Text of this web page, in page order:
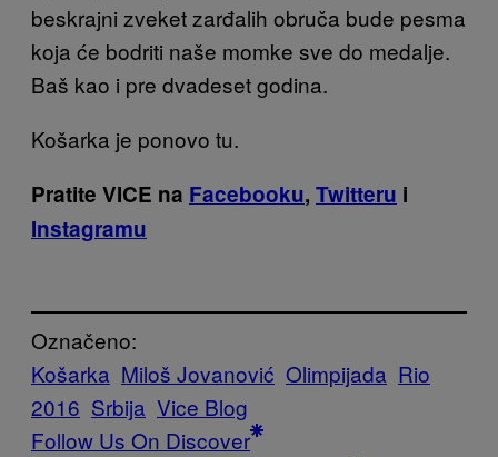
beskrajni zveket zarđalih obruča bude pesma
koja će bodriti naše momke sve do medalje.
Baš kao i pre dvadeset godina.
Košarka je ponovo tu.
Pratite VICE na Facebooku, Twitteru i
Instagramu
Označeno:
Košarka Miloš Jovanović Olimpijada Rio
2016 Srbija Vice Blog
Follow Us On Discover